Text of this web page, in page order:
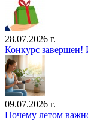
28.07.2026 г.
Конкурс завершен!
09.07.2026 г.
Почему летом